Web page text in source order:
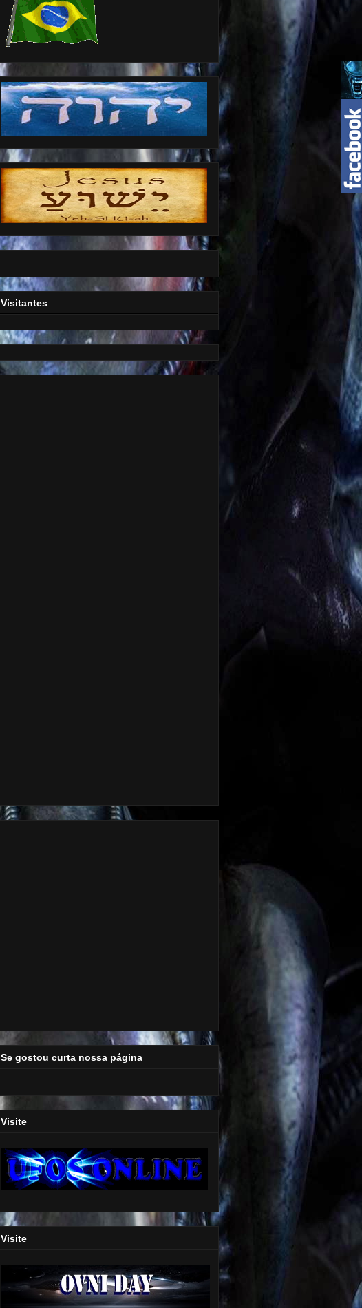
Visitantes
Se gostou curta nossa página
Visite
Visite